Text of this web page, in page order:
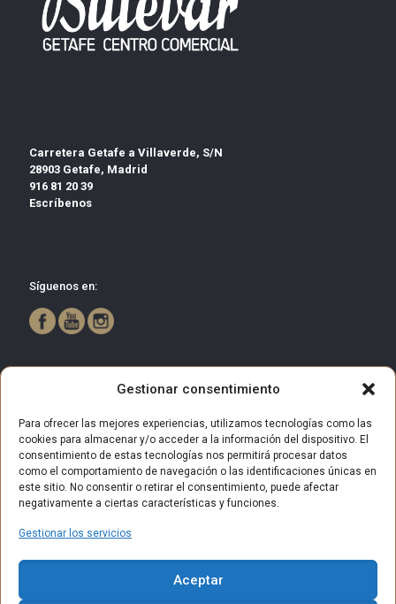
Gestionar consentimiento
Para ofrecer las mejores experiencias, utilizamos tecnologías como las
cookies para almacenar y/o acceder a la información del dispositivo. El
consentimiento de estas tecnologías nos permitirá procesar datos
como el comportamiento de navegación o las identificaciones únicas en
este sitio. No consentir o retirar el consentimiento, puede afectar
negativamente a ciertas características y funciones.
Gestionar los servicios
Aceptar
Carretera Getafe a Villaverde, S/N
28903 Getafe, Madrid
916 81 20 39
Escríbenos
Síguenos en:
© 2025 Centro Comercial Bulevar Getafe. Todos los derechos
reservados.